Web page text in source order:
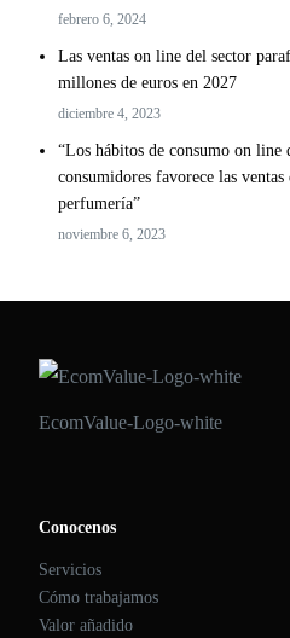
febrero 6, 2024
Las ventas on line del sector
millones de euros en 2027
diciembre 4, 2023
“Los hábitos de consumo on line
consumidores favorece las
perfumería”
noviembre 6, 2023
EcomValue-Logo-white
Conocenos
Servicios
Cómo trabajamos
Valor añadido